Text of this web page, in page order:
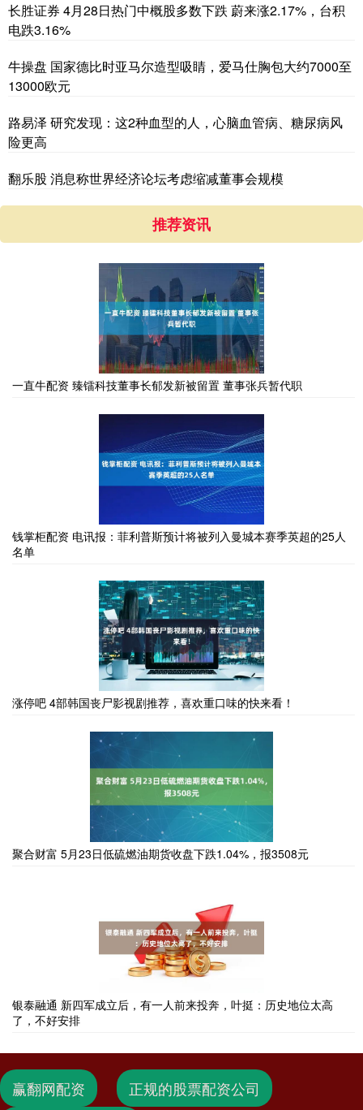
长胜证券 4月28日热门中概股多数下跌 蔚来涨2.17%，台积
电跌3.16%
牛操盘 国家德比时亚马尔造型吸睛，爱马仕胸包大约7000至
13000欧元
路易泽 研究发现：这2种血型的人，心脑血管病、糖尿病风
险更高
翻乐股 消息称世界经济论坛考虑缩减董事会规模
推荐资讯
一直牛配资 臻镭科技董事长郁发新被留置 董事张兵暂代职
钱掌柜配资 电讯报：菲利普斯预计将被列入曼城本赛季英超的25人
名单
涨停吧 4部韩国丧尸影视剧推荐，喜欢重口味的快来看！
聚合财富 5月23日低硫燃油期货收盘下跌1.04%，报3508元
银泰融通 新四军成立后，有一人前来投奔，叶挺：历史地位太高
了，不好安排
赢翻网配资 正规的股票配资公司